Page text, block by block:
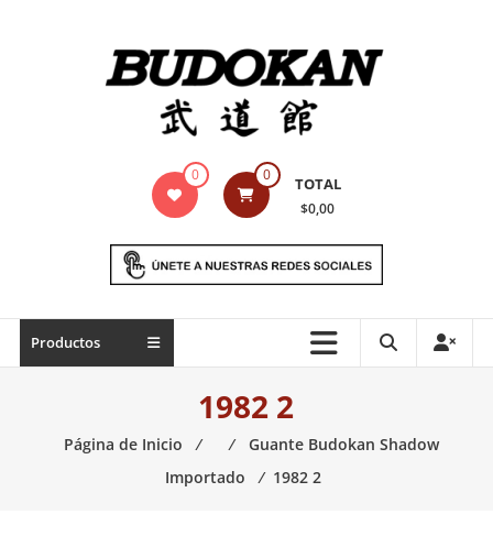
Indumentaria
marciales
Todo
necesario
0 0 TOTAL
$0,00
Productos
1982 2
Página de Inicio ⁄ ⁄
Guante Budokan Shadow
Importado
⁄ 1982 2